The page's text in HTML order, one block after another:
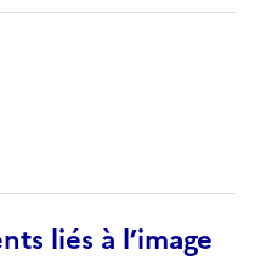
liés à l’image